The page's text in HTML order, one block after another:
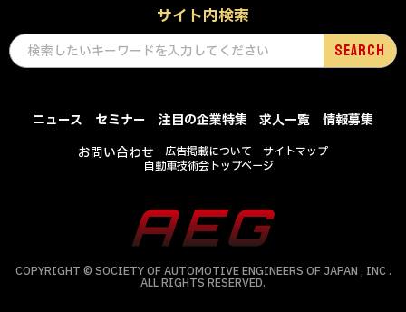
サイト内検索
ニュース セミナー 注目の企業特集 求人一覧
情報募集
お問い合わせ
広告掲載について
サイトマップ
自動車技術会トップページ
COPYRIGHT © SOCIETY OF AUTOMOTIVE ENGINEERS OF JAPAN , INC .
ALL RIGHTS RESERVED.